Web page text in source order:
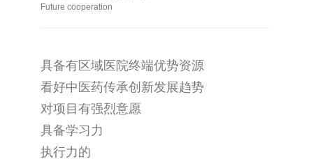
Future cooperation
具备有区域医院终端优势资源
看好中医药传承创新发展趋势
对项目有强烈意愿
具备学习力
执行力的